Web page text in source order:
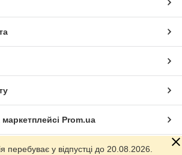
Prom.ua
перебуває у відпустці до 20.08.2026.